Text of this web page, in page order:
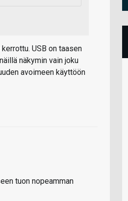
USB on taasen
näkymin vain joku
avoimeen käyttöön
tuon nopeamman